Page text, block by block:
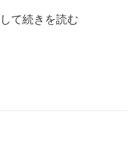
して続きを読む